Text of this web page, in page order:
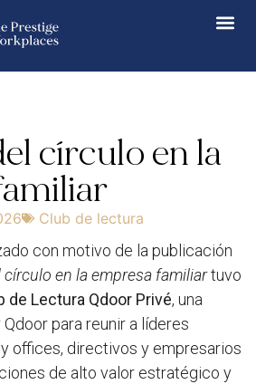
círculo en la
Club de lectura
con motivo de la publicación
círculo en la empresa familiartuvo
de Lectura Qdoor Privé, una
para reunir a líderes
offices, directivos y empresarios
de alto valor estratégico y